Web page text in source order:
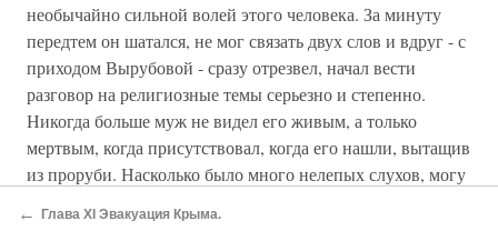
необычайно сильной волей этого человека. За минуту
передтем он шатался, не мог связать двух слов и вдруг - с
приходом Вырубовой - сразу отрезвел, начал вести
разговор на религиозные темы серьезно и степенно.
Никогда больше муж не видел его живым, а только
мертвым, когда присутствовал, когда его нашли, вытащив
из проруби. Насколько было много нелепых слухов, могу
некий театр и пригласила к себе в ложу наших знакомых
← Глава XI Эвакуация Крыма.